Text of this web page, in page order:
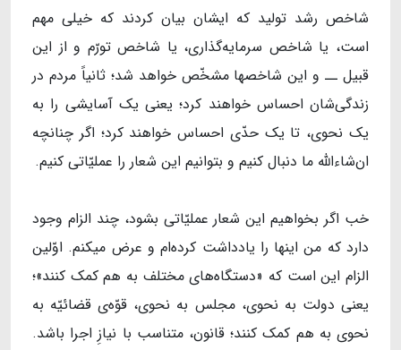
شاخص رشد تولید که ایشان بیان کردند که خیلی مهم
است، یا شاخص سرمایه‌گذاری، یا شاخص تورّم و از این
قبیل ــ و این شاخصها مشخّص خواهد شد؛ ثانیاً مردم در
زندگی‌شان احساس خواهند کرد؛ یعنی یک آسایشی را به
یک نحوی، تا یک حدّی احساس خواهند کرد؛ اگر چنانچه
ان‌شاءالله ما دنبال کنیم و بتوانیم این شعار را عملیّاتی کنیم.
خب اگر بخواهیم این شعار عملیّاتی بشود، چند الزام وجود
دارد که من اینها را یادداشت کرده‌ام و عرض میکنم. اوّلین
الزام این است که «دستگاه‌های مختلف به هم کمک کنند»؛
یعنی دولت به نحوی، مجلس به نحوی، قوّه‌ی قضائیّه به
نحوی به هم کمک کنند؛ قانون، متناسب با نیازِ اجرا باشد.